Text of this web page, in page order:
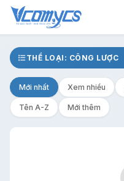
THỂ LOẠI: CÔNG LƯỢC
Mới nhất Xem nhiều
Tên A-Z Mới thêm